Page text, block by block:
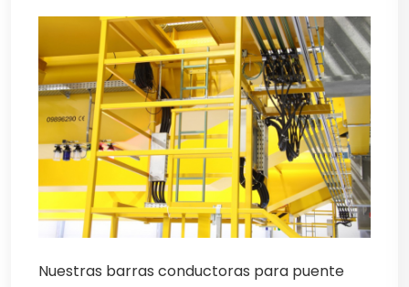
Nuestras barras conductoras para puente